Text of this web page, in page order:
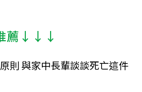
薦↓↓↓
則 與家中長輩談談死亡這件